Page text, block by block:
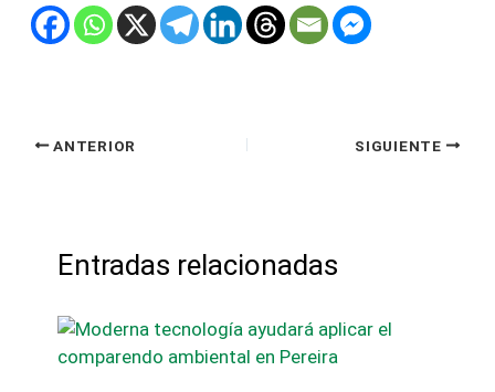
ANTERIOR SIGUIENTE
Entradas relacionadas